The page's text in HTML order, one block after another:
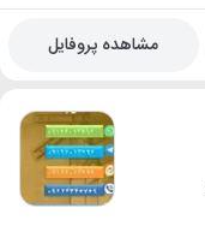
مشاهده پروفایل